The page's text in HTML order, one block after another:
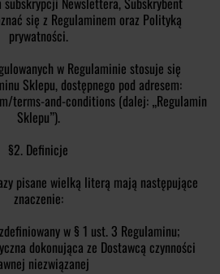
się z Regulaminem oraz Polityką
prywatności.
w Regulaminie stosuje się
Sklepu, dostępnego pod adresem:
terms-and-conditions (dalej: „Regulamin
Sklepu”).
§2. Definicje
pisane wielką literą mają następujące
znaczenie:
w § 1 ust. 3 Regulaminu;
dokonująca ze Dostawcą czynności
niezwiązanej